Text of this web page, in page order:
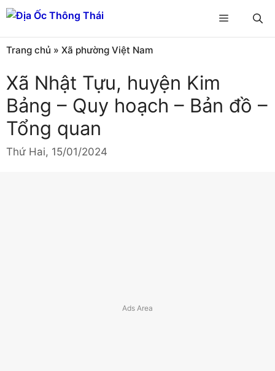
Chuyển
đến
nội
dung
Menu
Trang chủ » Xã phường Việt Nam
Xã Nhật Tựu, huyện Kim
Bảng – Quy hoạch – Bản đồ –
Tổng quan
Thứ Hai, 15/01/2024